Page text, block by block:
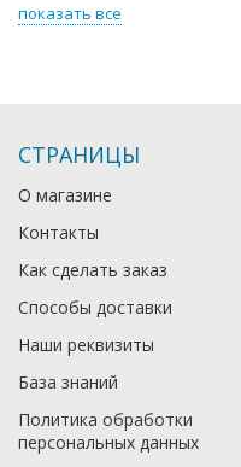
показать все
СТРАНИЦЫ
О магазине
Контакты
Как сделать заказ
Способы доставки
Наши реквизиты
База знаний
Политика обработки
персональных данных